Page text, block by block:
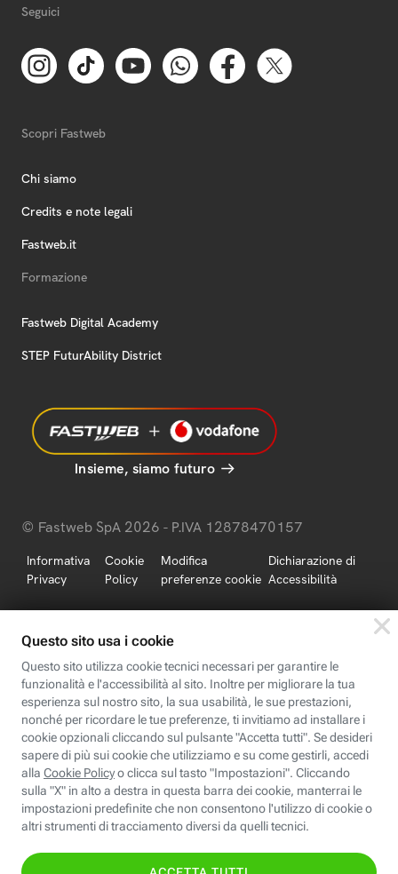
Seguici
Scopri Fastweb
Chi siamo
Credits e note legali
Fastweb.it
Formazione
Fastweb Digital Academy
STEP FuturAbility District
Insieme, siamo futuro
© Fastweb SpA 2026 - P.IVA 12878470157
Informativa
Privacy
Cookie
Policy
Modifica
preferenze cookie
Dichiarazione di
Accessibilità